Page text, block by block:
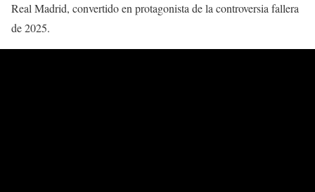
Real Madrid, convertido en protagonista de la controversia fallera
de 2025.